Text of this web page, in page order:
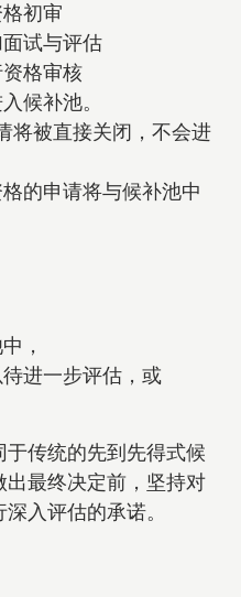
初审
试与评估
格审核
候补池。
将被直接关闭，不会进
的申请将与候补池中
，
进一步评估，或
传统的先到先得式候
最终决定前，坚持对
入评估的承诺。